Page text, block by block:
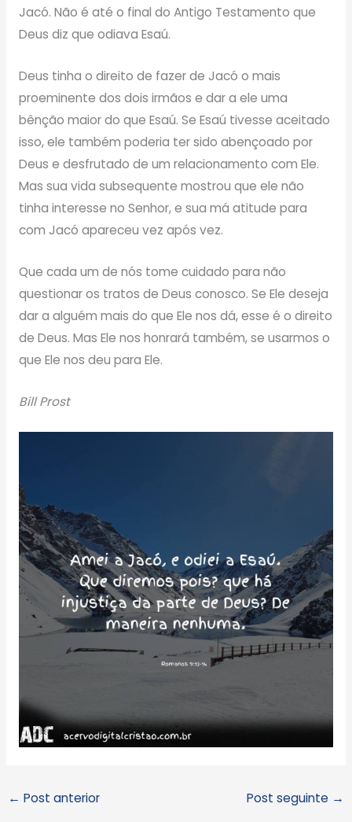
Jacó. Não é até o final do Antigo Testamento que
Deus diz que odiava Esaú.
Deus tinha o direito de fazer de Jacó o mais
proeminente dos dois irmãos e dar a ele uma
bênção maior do que Esaú. Se Esaú tivesse aceitado
isso, ele também poderia ter sido abençoado por
Deus e desfrutado de um relacionamento com Ele.
Mas sua vida subsequente mostrou que ele não
tinha interesse no Senhor, e sua má atitude para
com Jacó apareceu vez após vez.
Que cada um de nós tome cuidado para não
questionar os tratos de Deus conosco. Se Ele deseja
dar a alguém mais do que Ele nos dá, esse é o direito
de Deus. Mas Ele nos honrará também, se usarmos o
que Ele nos deu para Ele.
Bill Prost
← Post anterior Post seguinte →